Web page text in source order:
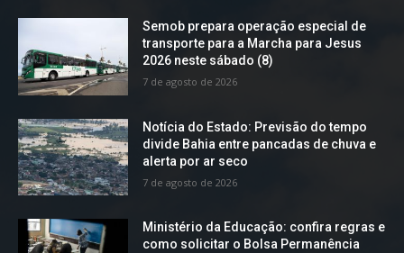
Semob prepara operação especial de
transporte para a Marcha para Jesus
2026 neste sábado (8)
7 de agosto de 2026
Notícia do Estado: Previsão do tempo
divide Bahia entre pancadas de chuva e
alerta por ar seco
7 de agosto de 2026
Ministério da Educação: confira regras e
como solicitar o Bolsa Permanência